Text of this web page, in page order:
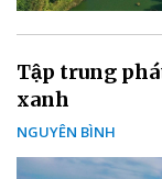
Tập trung
xanh
NGUYÊN BÌNH